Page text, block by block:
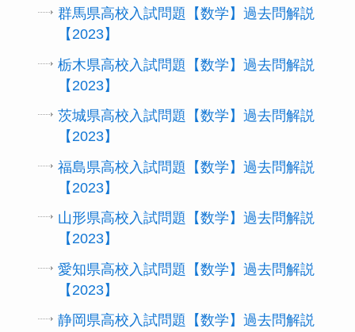
群馬県高校入試問題【数学】過去問解説
【2023】
栃木県高校入試問題【数学】過去問解説
【2023】
茨城県高校入試問題【数学】過去問解説
【2023】
福島県高校入試問題【数学】過去問解説
【2023】
山形県高校入試問題【数学】過去問解説
【2023】
愛知県高校入試問題【数学】過去問解説
【2023】
静岡県高校入試問題【数学】過去問解説